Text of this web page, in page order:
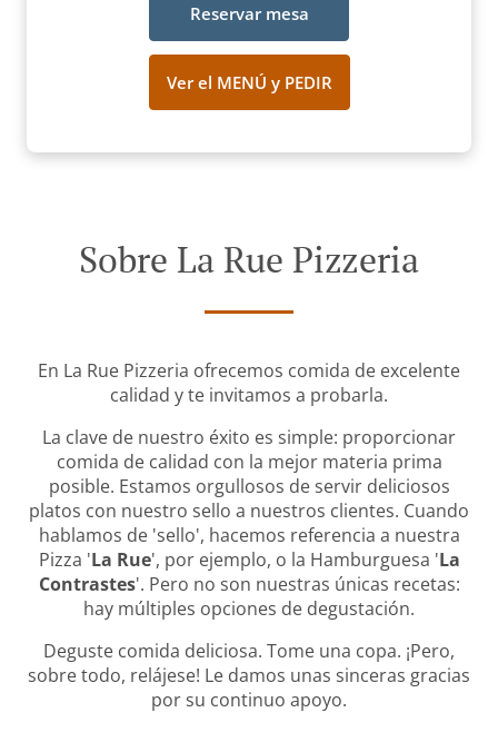
Reservar mesa
Ver el MENÚ y PEDIR
Sobre La Rue Pizzeria
En La Rue Pizzeria ofrecemos comida de excelente
calidad y te invitamos a probarla.
La clave de nuestro éxito es simple: proporcionar
comida de calidad con la mejor materia prima
posible. Estamos orgullosos de servir deliciosos
platos con nuestro sello a nuestros clientes. Cuando
hablamos de 'sello', hacemos referencia a nuestra
Pizza 'La Rue', por ejemplo, o la Hamburguesa 'La
Contrastes'. Pero no son nuestras únicas recetas:
hay múltiples opciones de degustación.
Deguste comida deliciosa. Tome una copa. ¡Pero,
sobre todo, relájese! Le damos unas sinceras gracias
por su continuo apoyo.